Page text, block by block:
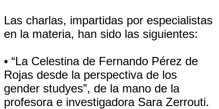
Las charlas, impartidas por especialistas
en la materia, han sido las siguientes:
• “La Celestina de Fernando Pérez de
Rojas desde la perspectiva de los
gender studyes”, de la mano de la
profesora e investigadora Sara Zerrouti.